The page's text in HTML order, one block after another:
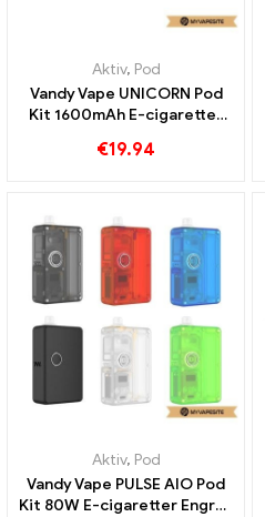
Aktiv, Pod
Vandy Vape UNICORN Pod
Kit 1600mAh E-cigaretter
€19.94
Aktiv, Pod
Vandy Vape PULSE AIO Pod
Kit 80W E-cigaretter Engros